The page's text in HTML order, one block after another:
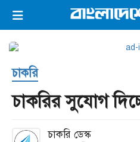
ভিডিও ই-পেপার লগইন
প্রচ্ছদ
সর্বশেষ
কনভার্টার
চাকরি
চাকরির সুযোগ
চাকরি ডেস্ক